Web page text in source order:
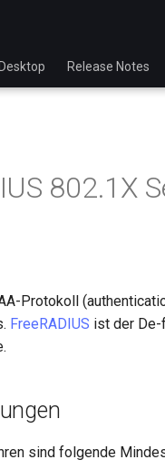
Desktop Release Notes
802.1X
Protokoll
FreeRADIUS ist der De-
sind folgende